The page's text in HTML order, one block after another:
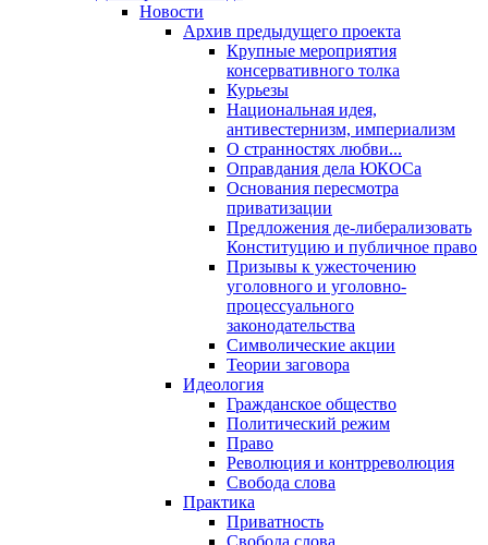
Новости
Архив предыдущего проекта
Крупные мероприятия
консервативного толка
Курьезы
Национальная идея,
антивестернизм, империализм
О странностях любви...
Оправдания дела ЮКОСа
Основания пересмотра
приватизации
Предложения де-либерализовать
Конституцию и публичное право
Призывы к ужесточению
уголовного и уголовно-
процессуального
законодательства
Символические акции
Теории заговора
Идеология
Гражданское общество
Политический режим
Право
Революция и контрреволюция
Свобода слова
Практика
Приватность
Свобода слова